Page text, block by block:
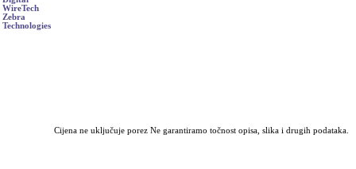
WireTech
Zebra
Technologies
Cijena ne uključuje porez Ne garantiramo točnost opisa, slika i drugih podataka.